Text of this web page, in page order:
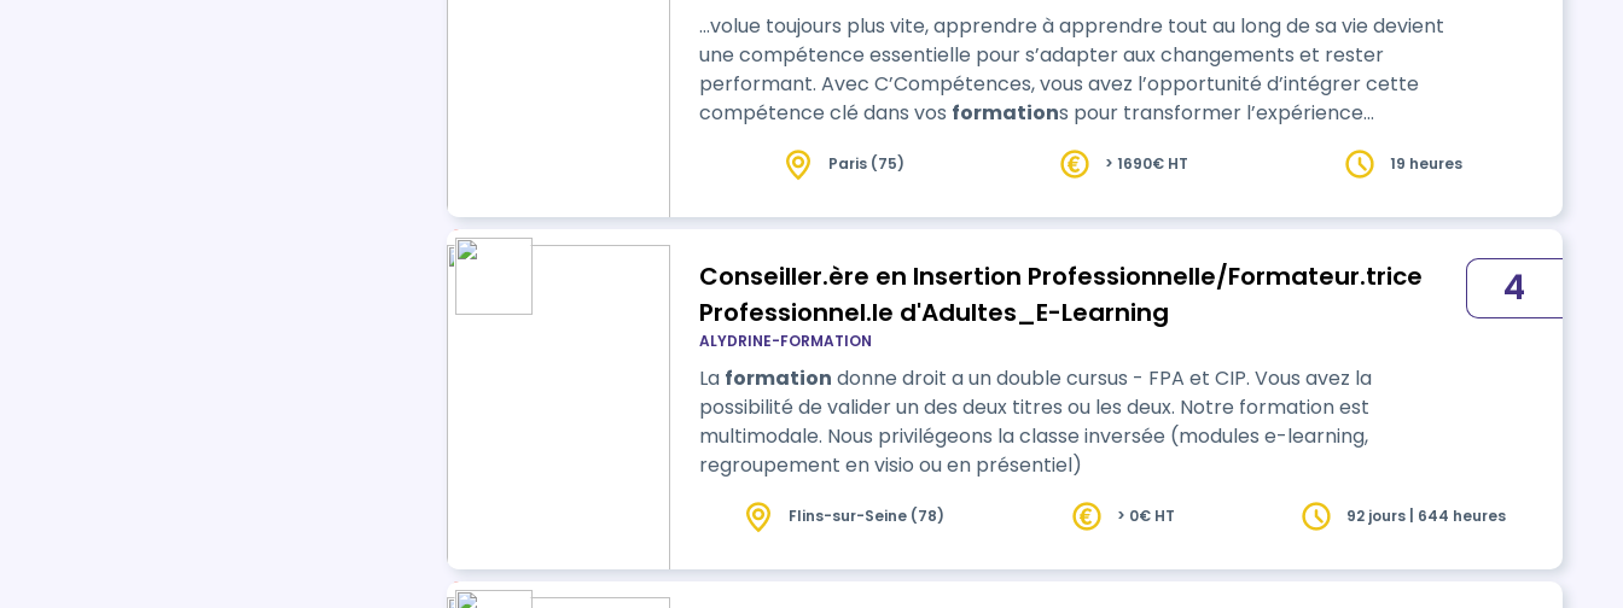
…volue toujours plus vite, apprendre à apprendre tout au long de sa vie devient
une compétence essentielle pour s’adapter aux changements et rester
performant. Avec C’Compétences, vous avez l’opportunité d’intégrer cette
compétence clé dans vos formations pour transformer l’expérience
Paris (75) > 1690€ HT 19 heures
Conseiller.ère en Insertion Professionnelle/Formateur.trice
Professionnel.le d'Adultes_E-Learning
ALYDRINE-FORMATION
La formation donne droit a un double cursus - FPA et CIP. Vous avez la
possibilité de valider un des deux titres ou les deux. Notre formation est
multimodale. Nous privilégeons la classe inversée (modules e-learning,
regroupement en visio ou en présentiel)
4
Flins-sur-Seine (78) > 0€ HT 92 jours | 644 heures